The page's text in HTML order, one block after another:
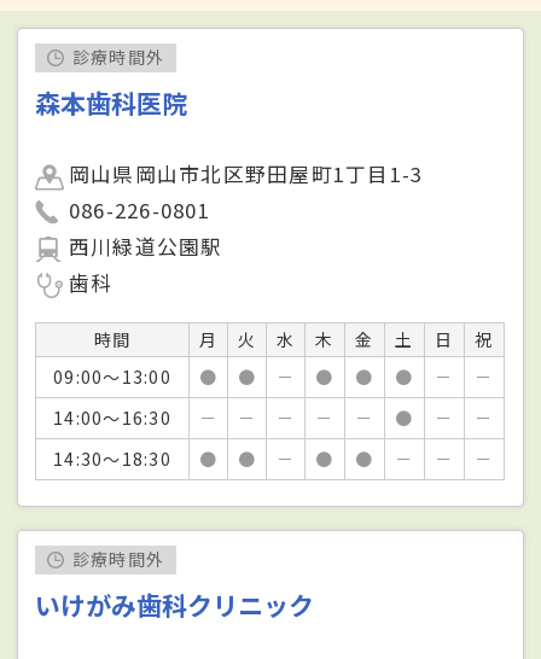
診療時間外
森本歯科医院
岡山県岡山市北区野田屋町1丁目1-3
086-226-0801
西川緑道公園駅
歯科
時間 月 火 水 木 金 土 日
祝
09:00～13:00
● ● － ● ● ● －
－
14:00～16:30
－ － － － － ● －
－
14:30～18:30
● ● － ● ● － － －
診療時間外
いけがみ歯科クリニック